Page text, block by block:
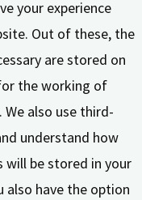
your experience
Out of these, the
are stored on
the working of
also use third-
understand how
will be stored in your
also have the option